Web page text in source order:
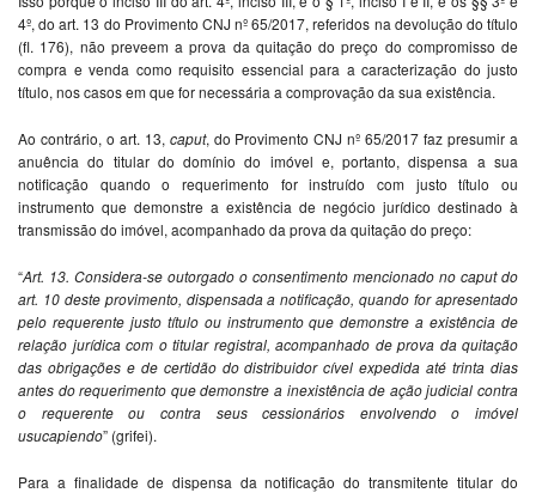
4º, do art. 13 do Provimento CNJ nº 65/2017, referidos na devolução do título
(fl. 176), não preveem a prova da quitação do preço do compromisso de
compra e venda como requisito essencial para a caracterização do justo
título, nos casos em que for necessária a comprovação da sua existência.
Ao contrário, o art. 13, caput, do Provimento CNJ nº 65/2017 faz presumir a
anuência do titular do domínio do imóvel e, portanto, dispensa a sua
notificação quando o requerimento for instruído com justo título ou
instrumento que demonstre a existência de negócio jurídico destinado à
transmissão do imóvel, acompanhado da prova da quitação do preço:
“Art. 13. Considera-se outorgado o consentimento mencionado no caput do
art. 10 deste provimento, dispensada a notificação, quando for apresentado
pelo requerente justo título ou instrumento que demonstre a existência de
relação jurídica com o titular registral, acompanhado de prova da quitação
das obrigações e de certidão do distribuidor cível expedida até trinta dias
antes do requerimento que demonstre a inexistência de ação judicial contra
o requerente ou contra seus cessionários envolvendo o imóvel
usucapiendo” (grifei).
Para a finalidade de dispensa da notificação do transmitente titular do